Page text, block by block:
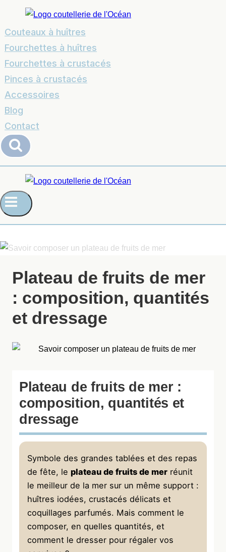
Couteaux à huîtres
Fourchettes à huîtres
Fourchettes à crustacés
Pinces à crustacés
Accessoires
Blog
Contact
Plateau de fruits de mer
: composition, quantités
et dressage
Plateau de fruits de mer :
composition, quantités et
dressage
Symbole des grandes tablées et des repas
de fête, le plateau de fruits de mer réunit
le meilleur de la mer sur un même support :
huîtres iodées, crustacés délicats et
coquillages parfumés. Mais comment le
composer, en quelles quantités, et
comment le dresser pour régaler vos